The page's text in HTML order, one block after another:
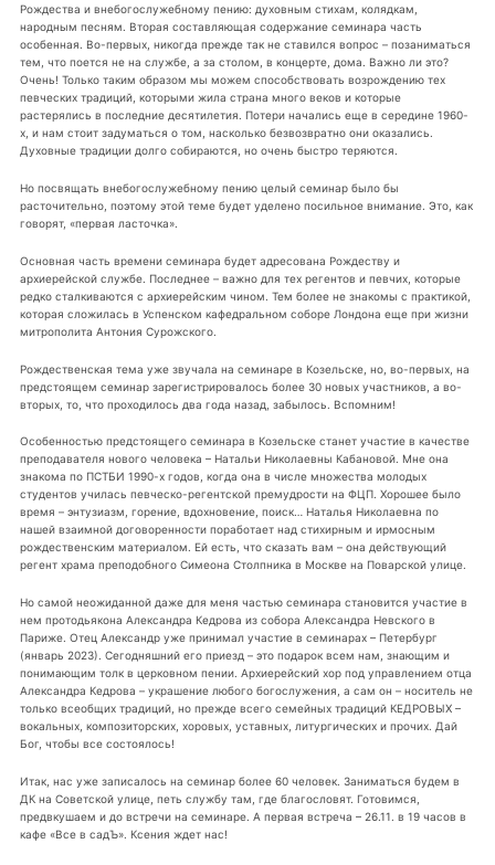
Рождества и внебогослужебному пению: духовным стихам, колядкам,
народным песням. Вторая составляющая содержание семинара часть
особенная. Во-первых, никогда прежде так не ставился вопрос – позаниматься
тем, что поется не на службе, а за столом, в концерте, дома. Важно ли это?
Очень! Только таким образом мы можем способствовать возрождению тех
певческих традиций, которыми жила страна много веков и которые
растерялись в последние десятилетия. Потери начались еще в середине 1960-
х, и нам стоит задуматься о том, насколько безвозвратно они оказались.
Духовные традиции долго собираются, но очень быстро теряются.
Но посвящать внебогослужебному пению целый семинар было бы
расточительно, поэтому этой теме будет уделено посильное внимание. Это, как
говорят, «первая ласточка».
Основная часть времени семинара будет адресована Рождеству и
архиерейской службе. Последнее – важно для тех регентов и певчих, которые
редко сталкиваются с архиерейским чином. Тем более не знакомы с практикой,
которая сложилась в Успенском кафедральном соборе Лондона еще при жизни
митрополита Антония Сурожского.
Рождественская тема уже звучала на семинаре в Козельске, но, во-первых, на
предстоящем семинар зарегистрировалось более 30 новых участников, а во-
вторых, то, что проходилось два года назад, забылось. Вспомним!
Особенностью предстоящего семинара в Козельске станет участие в качестве
преподавателя нового человека – Натальи Николаевны Кабановой. Мне она
знакома по ПСТБИ 1990-х годов, когда она в числе множества молодых
студентов училась певческо-регентской премудрости на ФЦП. Хорошее было
время – энтузиазм, горение, вдохновение, поиск… Наталья Николаевна по
нашей взаимной договоренности поработает над стихирным и ирмосным
рождественским материалом. Ей есть, что сказать вам – она действующий
регент храма преподобного Симеона Столпника в Москве на Поварской улице.
Но самой неожиданной даже для меня частью семинара становится участие в
нем протодьякона Александра Кедрова из собора Александра Невского в
Париже. Отец Александр уже принимал участие в семинарах – Петербург
(январь 2023). Сегодняшний его приезд – это подарок всем нам, знающим и
понимающим толк в церковном пении. Архиерейский хор под управлением отца
Александра Кедрова – украшение любого богослужения, а сам он – носитель не
только всеобщих традиций, но прежде всего семейных традиций КЕДРОВЫХ –
вокальных, композиторских, хоровых, уставных, литургических и прочих. Дай
Бог, чтобы все состоялось!
Итак, нас уже записалось на семинар более 60 человек. Заниматься будем в
ДК на Советской улице, петь службу там, где благословят. Готовимся,
предвкушаем и до встречи на семинаре. А первая встреча – 26.11. в 19 часов в
кафе «Все в садЪ». Ксения ждет нас!